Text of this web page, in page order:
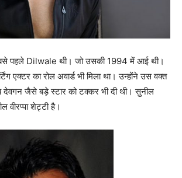
पहले Dilwale थी। जो उसकी 1994 में आई थी।
एक्टर का रोल अवार्ड भी मिला था। उन्होंने उस वक्त
जैसे बड़े स्टार को टक्कर भी दी थी। सुनील
वीरप्पा शेट्टी है।